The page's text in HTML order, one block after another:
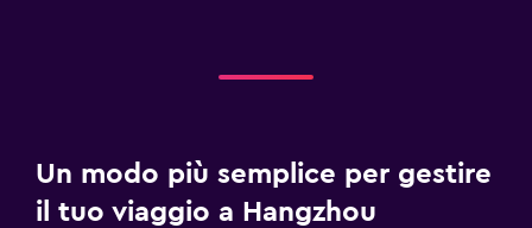
Un modo più semplice per gestire
il tuo viaggio a Hangzhou